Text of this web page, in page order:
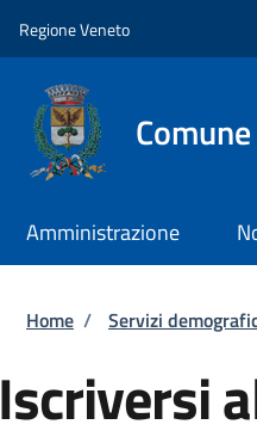
Regione Veneto
Amministrazione
Briciole di
Home / Servizi
Iscriversi